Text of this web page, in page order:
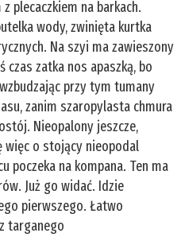
plecaczkiem na barkach.
wody, zwinięta kurtka
Na szyi ma zawieszony
czas zatka nos apaszką, bo
przy tym tumany
zanim szaropylasta chmura
Nieopalony jeszcze,
więc o stojący nieopodal
poczeka na kompana. Ten ma
Już go widać. Idzie
pierwszego. Łatwo
targanego